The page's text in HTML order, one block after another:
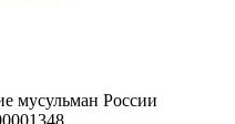
мусульман России